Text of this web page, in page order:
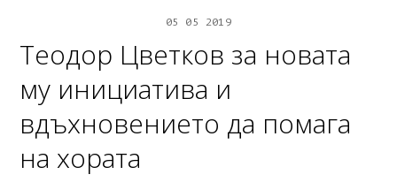
05 05 2019
Теодор Цветков за новата
му инициатива и
вдъхновението да помага
на хората